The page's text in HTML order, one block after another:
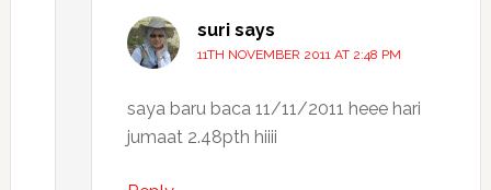
suri says
11TH NOVEMBER 2011 AT 2:48 PM
saya baru baca 11/11/2011 heee hari
jumaat 2.48pth hiiii